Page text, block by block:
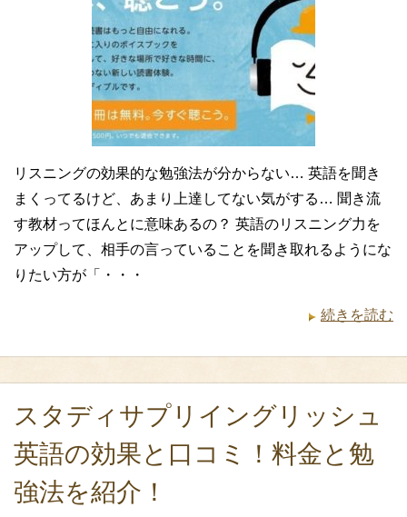
リスニングの効果的な勉強法が分からない… 英語を聞き
まくってるけど、あまり上達してない気がする… 聞き流
す教材ってほんとに意味あるの？ 英語のリスニング力を
アップして、相手の言っていることを聞き取れるようにな
りたい方が「・・・
続きを読む
スタディサプリイングリッシュ
英語の効果と口コミ！料金と勉
強法を紹介！